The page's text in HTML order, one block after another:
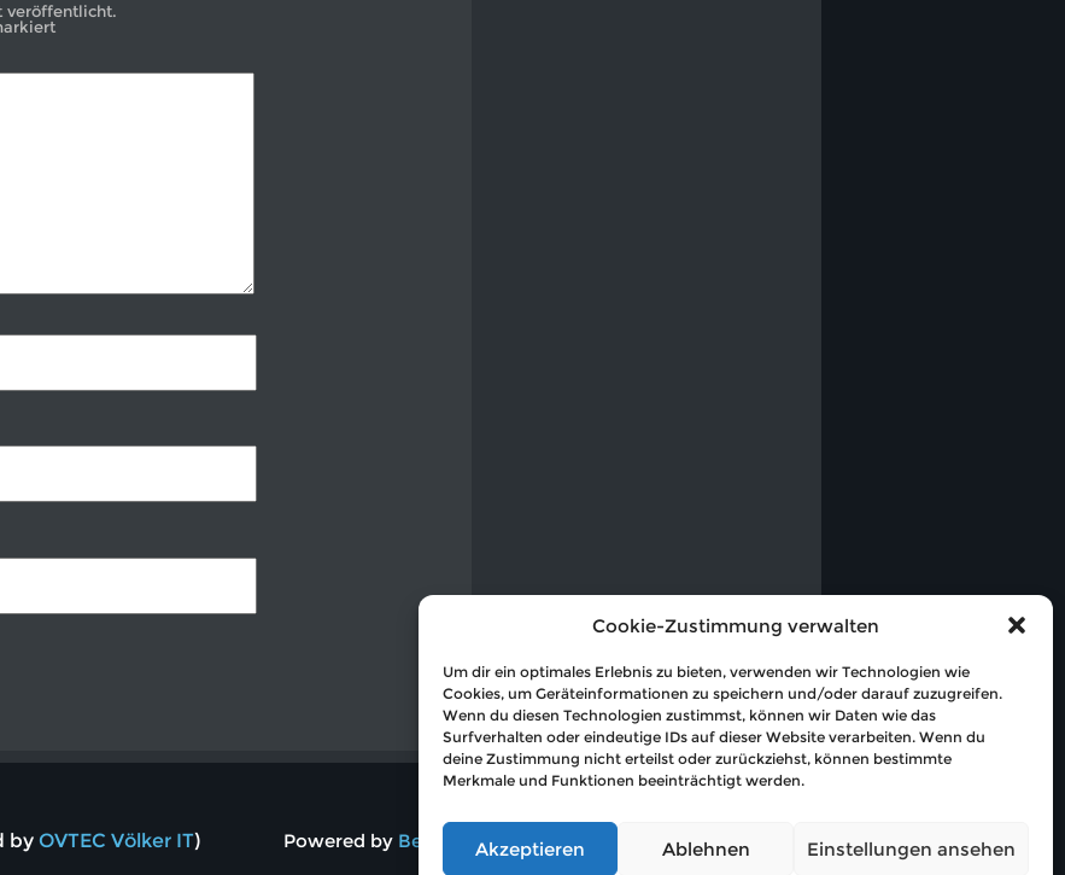
Cookie-Zustimmung verwalten
Um dir ein optimales Erlebnis zu bieten, verwenden wir Technologien wie
Cookies, um Geräteinformationen zu speichern und/oder darauf zuzugreifen.
Wenn du diesen Technologien zustimmst, können wir Daten wie das
Surfverhalten oder eindeutige IDs auf dieser Website verarbeiten. Wenn du
deine Zustimmung nicht erteilst oder zurückziehst, können bestimmte
Merkmale und Funktionen beeinträchtigt werden.
Akzeptieren Ablehnen Einstellungen ansehen
veröffentlicht.
by OVTEC Völker IT) Powered by BestWebSoft,Events ManagerandWordPress